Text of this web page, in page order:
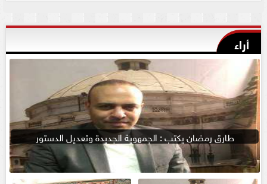
أراء
طارق رمضان يكتب : الجمهوية الجديدة وتعديل الدستور